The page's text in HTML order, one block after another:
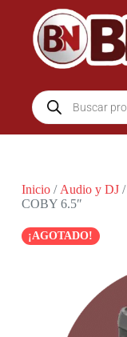
Inicio/ Audio y DJ/
COBY 6.5″
¡AGOTADO!